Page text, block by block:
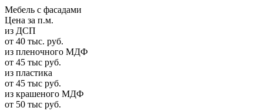
Мебель с фасадами
Цена за п.м.
из ДСП
от 40 тыс. руб.
из пленочного МДФ
от 45 тыс руб.
из пластика
от 45 тыс руб.
из крашеного МДФ
от 50 тыс руб.